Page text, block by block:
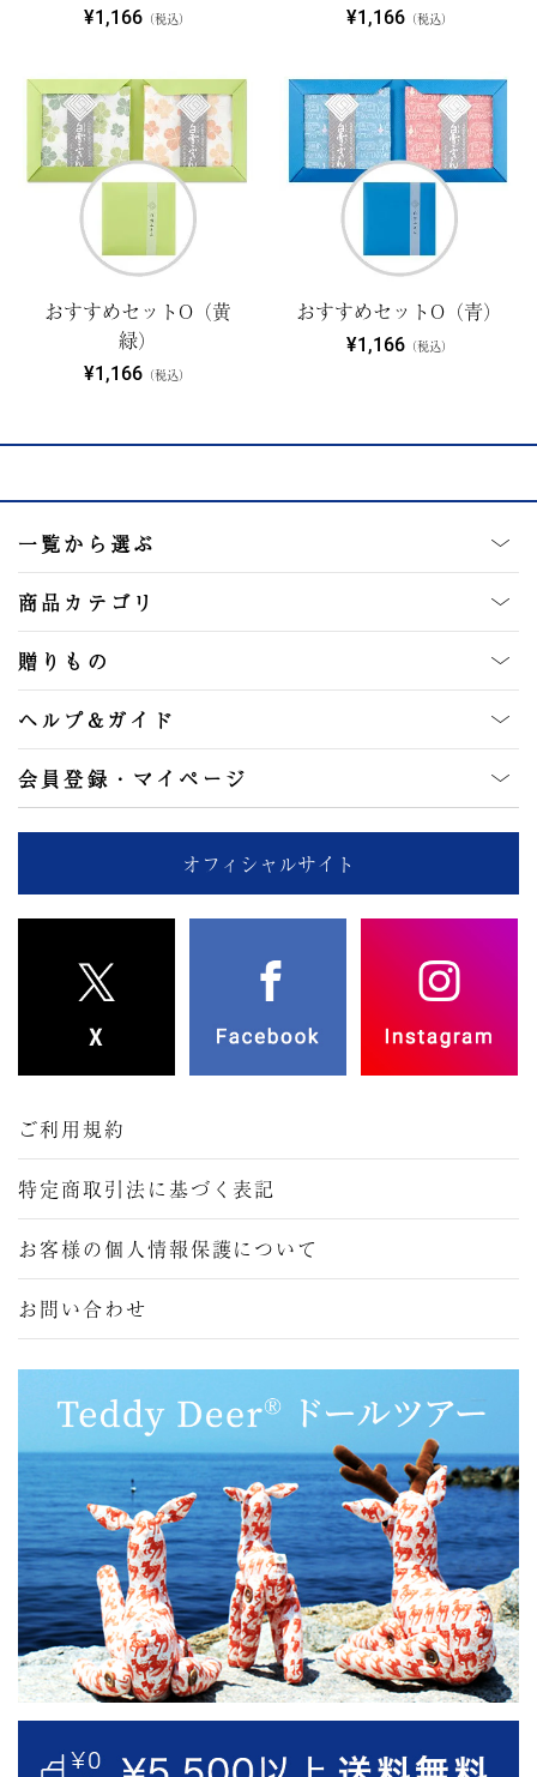
¥1,166 （税込） ¥1,166（税込）
おすすめセットO（黄
緑）
¥1,166 （税込）
おすすめセットO（青）
¥1,166（税込）
一覧から選ぶ
商品カテゴリ
贈りもの
ヘルプ&ガイド
会員登録・マイページ
オフィシャルサイト
ご利用規約
特定商取引法に基づく表記
お客様の個人情報保護について
お問い合わせ